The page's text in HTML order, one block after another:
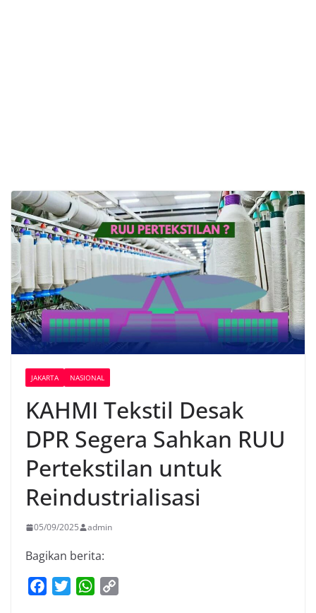
JAKARTA NASIONAL
KAHMI Tekstil Desak
DPR Segera Sahkan RUU
Pertekstilan untuk
Reindustrialisasi
05/09/2025 admin
Bagikan berita:
W